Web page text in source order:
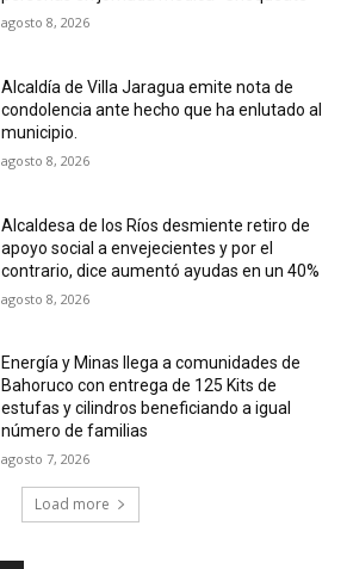
agosto 8, 2026
Alcaldía de Villa Jaragua emite nota de
condolencia ante hecho que ha enlutado al
municipio.
agosto 8, 2026
Alcaldesa de los Ríos desmiente retiro de
apoyo social a envejecientes y por el
contrario, dice aumentó ayudas en un 40%
agosto 8, 2026
Energía y Minas llega a comunidades de
Bahoruco con entrega de 125 Kits de
estufas y cilindros beneficiando a igual
número de familias
agosto 7, 2026
Load more